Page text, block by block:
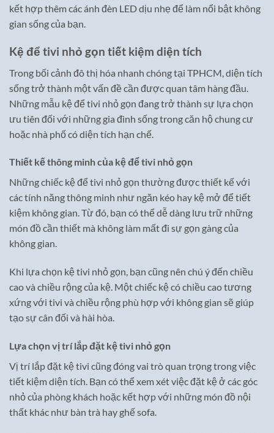
kết hợp thêm các ánh đèn LED dịu nhẹ để làm nổi bật không
gian sống của bạn.
Kệ để tivi nhỏ gọn tiết kiệm diện tích
Trong bối cảnh đô thị hóa nhanh chóng tại TPHCM, diện tích
sống trở thành một vấn đề cần được quan tâm hàng đầu.
Những mẫu kệ để tivi nhỏ gọn đang trở thành sự lựa chọn
ưu tiên đối với những gia đình sống trong căn hộ chung cư
hoặc nhà phố có diện tích hạn chế.
Thiết kế thông minh của kệ để tivi nhỏ gọn
Những chiếc kệ để tivi nhỏ gọn thường được thiết kế với
các tính năng thông minh như ngăn kéo hay kệ mở để tiết
kiệm không gian. Từ đó, bạn có thể dễ dàng lưu trữ những
món đồ cần thiết mà không làm mất đi sự gọn gàng của
không gian.
Khi lựa chọn kệ tivi nhỏ gọn, bạn cũng nên chú ý đến chiều
cao và chiều rộng của kệ. Một chiếc kệ có chiều cao tương
xứng với tivi và chiều rộng phù hợp với không gian sẽ giúp
tạo sự cân đối và hài hòa.
Lựa chọn vị trí lắp đặt kệ tivi nhỏ gọn
Vị trí lắp đặt kệ tivi cũng đóng vai trò quan trọng trong việc
tiết kiệm diện tích. Bạn có thể xem xét việc đặt kệ ở các góc
nhỏ của phòng khách hoặc kết hợp với những món đồ nội
thất khác như bàn trà hay ghế sofa.